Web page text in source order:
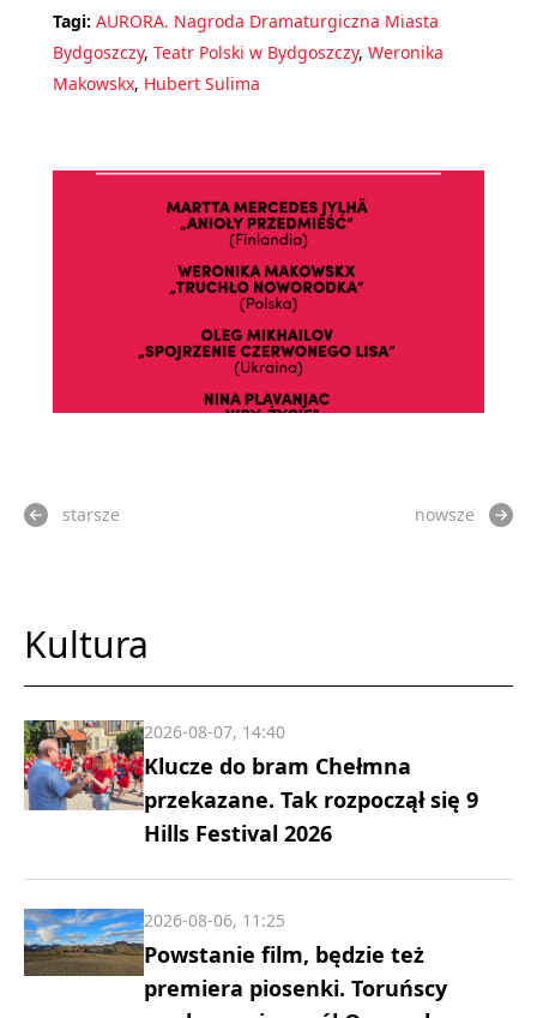
Tagi: AURORA. Nagroda Dramaturgiczna Miasta
Bydgoszczy, Teatr Polski w Bydgoszczy, Weronika
Makowskx, Hubert Sulima
starsze nowsze
Kultura
Klucze do bram Chełmna
przekazane. Tak rozpoczął się 9
Hills Festival 2026
2026-08-07, 14:40
Powstanie film, będzie też
premiera piosenki. Toruńscy
2026-08-06, 11:25